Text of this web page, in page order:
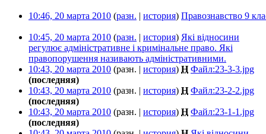
10:46, 20 марта 2010 (разн. | история) Правознавство 9
10:45, 20 марта 2010 (разн. | история) Які відносини
регулює адміністративне і кримінальне право. Які
правопорушення називають адміністративними.
10:43, 20 марта 2010 (разн. | история) Н Файл:23-3-3.jpg
(последняя)
10:43, 20 марта 2010 (разн. | история) Н Файл:23-2-2.jpg
(последняя)
10:43, 20 марта 2010 (разн. | история) Н Файл:23-1-1.jpg
(последняя)